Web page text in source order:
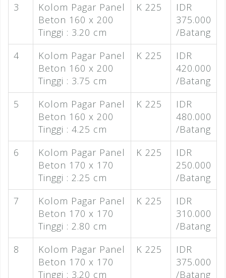
3
Kolom Pagar Panel
Beton 160 x 200
Tinggi : 3.20 cm
K 225
IDR
375.000
/Batang
4
Kolom Pagar Panel
Beton 160 x 200
Tinggi : 3.75 cm
K 225
IDR
420.000
/Batang
5
Kolom Pagar Panel
Beton 160 x 200
Tinggi : 4.25 cm
K 225
IDR
480.000
/Batang
6
Kolom Pagar Panel
Beton 170 x 170
Tinggi : 2.25 cm
K 225
IDR
250.000
/Batang
7
Kolom Pagar Panel
Beton 170 x 170
Tinggi : 2.80 cm
K 225
IDR
310.000
/Batang
8
Kolom Pagar Panel
Beton 170 x 170
Tinggi : 3.20 cm
K 225
IDR
375.000
/Batang